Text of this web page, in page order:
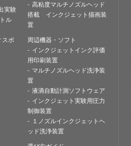
実験
ル
スポ
高粘度マルチノズルヘッド
搭載 インクジェット描画装
置
周辺機器・ソフト
インクジェットインク評価
用印刷装置
マルチノズルヘッド洗浄装
置
液滴自動計測ソフトウェア
インクジェット実験用圧力
制御装置
１ノズルインクジェットヘ
ッド洗浄装置